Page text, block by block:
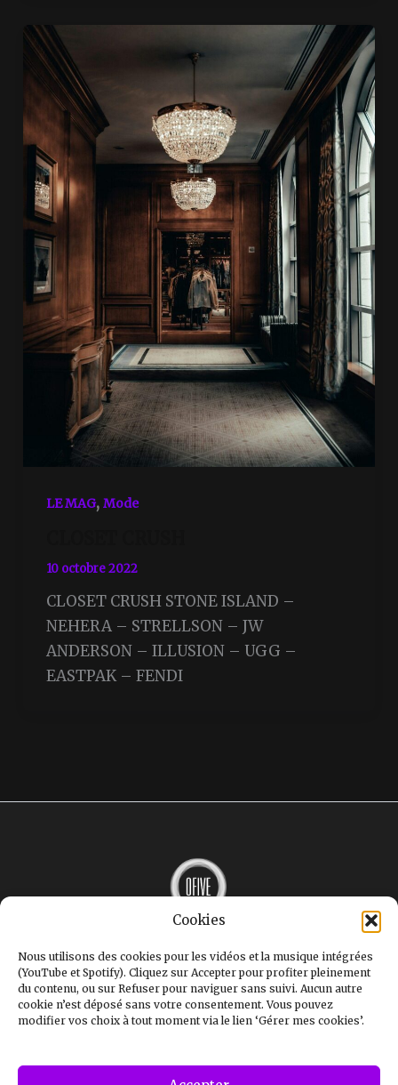
Cookies
Nous utilisons des cookies pour les vidéos et la musique intégrées
(YouTube et Spotify). Cliquez sur Accepter pour profiter pleinement
du contenu, ou sur Refuser pour naviguer sans suivi. Aucun autre
cookie n’est déposé sans votre consentement. Vous pouvez
modifier vos choix à tout moment via le lien ‘Gérer mes cookies’.
LE MAG, Mode
10 octobre 2022
CLOSET CRUSH STONE ISLAND –
NEHERA – STRELLSON – JW
ANDERSON – ILLUSION – UGG –
EASTPAK – FENDI
INTERVIEWS
GALERIE
STUDIOS
OFIVE+
CONTACT
Politique de cookies (UE)